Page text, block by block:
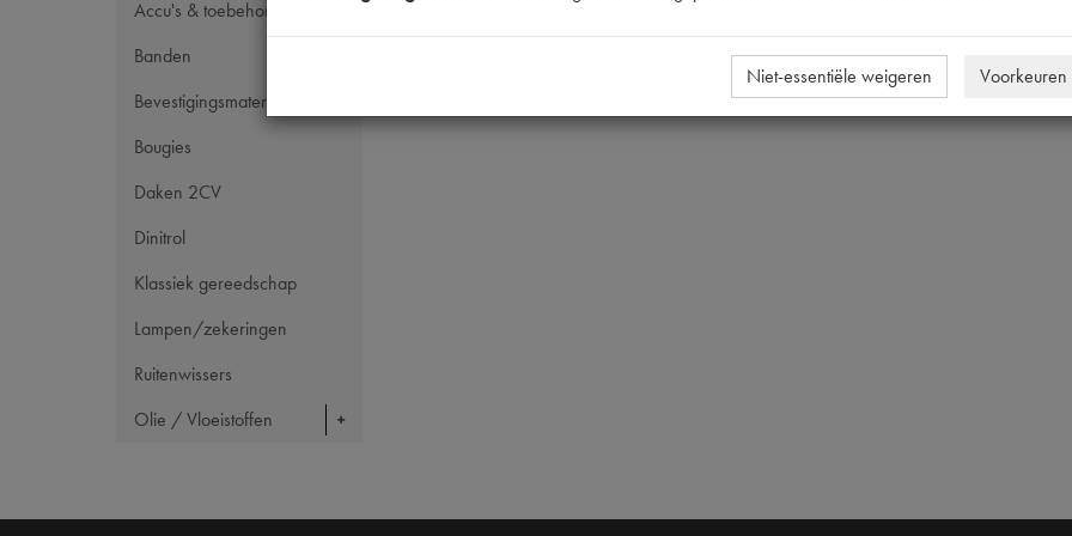
Accu's & toebehoren
Banden
Bevestigingsmateriaal
Bougies
Daken 2CV
Dinitrol
Klassiek gereedschap
Lampen/zekeringen
Ruitenwissers
Olie / Vloeistoffen
Niet-essentiële weigeren